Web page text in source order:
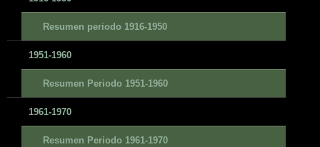
Resumen periodo 1916-1950
1951-1960
Resumen Periodo 1951-1960
1961-1970
Resumen Periodo 1961-1970